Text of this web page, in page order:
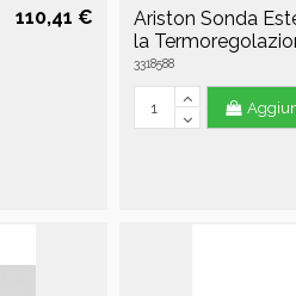
110,41 €
Ariston Sonda
la
3318588